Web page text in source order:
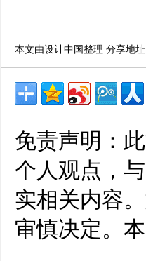
本文由设计中国整理 分享地址
免责声明：
个人观点，
实相关内容
审慎决定。